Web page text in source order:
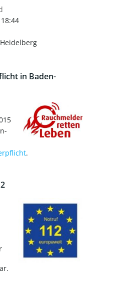
18:44
in Baden-
.